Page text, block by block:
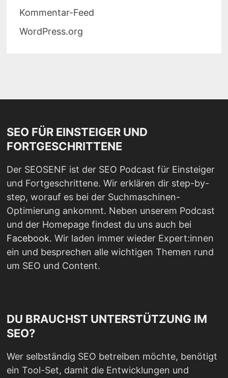
Kommentar-Feed
WordPress.org
SEO FÜR EINSTEIGER UND
FORTGESCHRITTENE
Der SEOSENF ist der SEO Podcast für Einsteiger
und Fortgeschrittene. Wir erklären dir step-by-
step, worauf es bei der Suchmaschinen-
Optimierung ankommt. Neben unserem Podcast
und der Homepage findest du uns auch bei
Facebook. Wir laden immer wieder Expert:innen
ein und besprechen alle wichtigen Themen rund
um SEO und Content.
DU BRAUCHST UNTERSTÜTZUNG IM
SEO?
Wer selbständig SEO betreiben möchte, benötigt
ein Tool-Set, damit die Entwicklungen und